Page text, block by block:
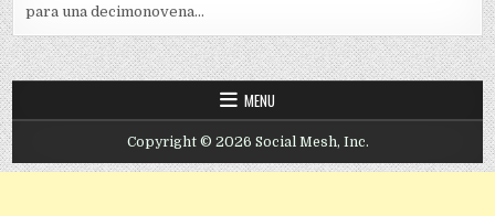
para una decimonovena...
MENU
Copyright © 2026 Social Mesh, Inc.